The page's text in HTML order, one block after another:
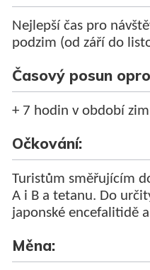
Nejlepší čas pro
podzim (od září do
Časový posun
+ 7 hodin v období
Očkování:
Turistům směřujícím
A i B a tetanu. Do
japonské encefalitidě
Měna: